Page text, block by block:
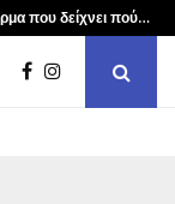
που δείχνει πού…